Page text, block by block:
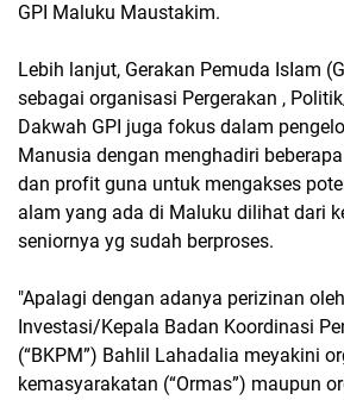
GPI Maluku Maustakim.
Lebih lanjut, Gerakan Pemuda IsIam
sebagai organisasi Pergerakan ,
Dakwah GPI juga fokus dalam
Manusia dengan menghadiri
dan profit guna untuk mengakses
alam yang ada di Maluku dilihat dari
seniornya yg sudah berproses.
"Apalagi dengan adanya perizinan
Investasi/Kepala Badan Koordinasi
(“BKPM”) Bahlil Lahadalia meyakini
kemasyarakatan (“Ormas”) maupun